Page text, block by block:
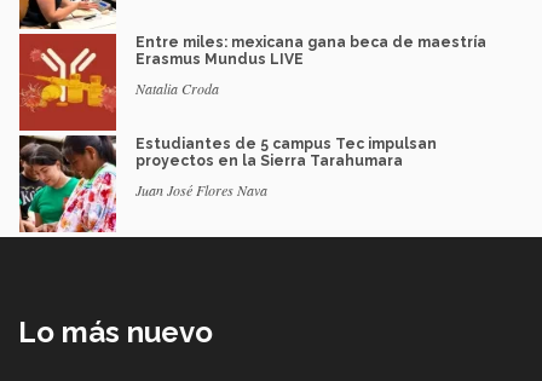
Entre miles: mexicana gana beca de maestría
Erasmus Mundus LIVE
Natalia Croda
Estudiantes de 5 campus Tec impulsan
proyectos en la Sierra Tarahumara
Juan José Flores Nava
Lo más nuevo